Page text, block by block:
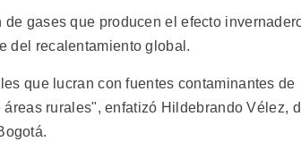
gases que producen el efecto
del recalentamiento global.
que lucran con fuentes contaminantes de
rurales", enfatizó Hildebrando Vélez,